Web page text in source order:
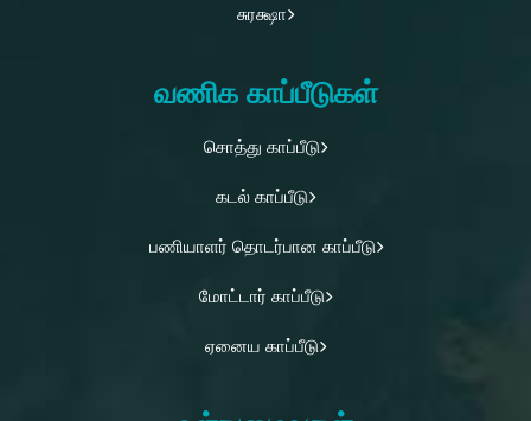
சுரக்ஷா
வணிக காப்பீடுகள்
சொத்து காப்பீடு
கடல் காப்பீடு
பணியாளர் தொடர்பான காப்பீடு
மோட்டார் காப்பீடு
ஏனைய காப்பீடு